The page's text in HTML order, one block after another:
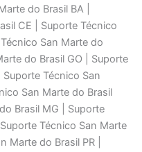
do Brasil BA |
CE | Suporte Técnico
San Marte do
do Brasil GO | Suporte
Técnico San
San Marte do Brasil
Brasil MG | Suporte
Técnico San Marte
Marte do Brasil PR |